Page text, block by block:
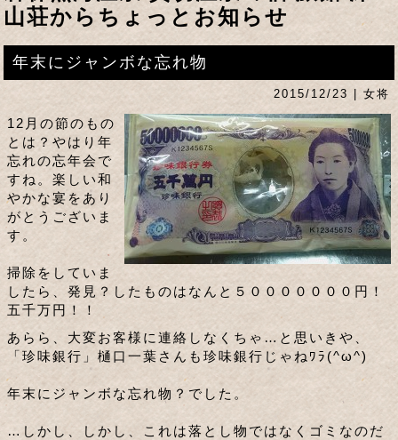
山荘からちょっとお知らせ
年末にジャンボな忘れ物
2015/12/23 | 女将
12月の節のもの
とは？やはり年
忘れの忘年会で
すね。楽しい和
やかな宴をあり
がとうございま
す。
掃除をしていま
したら、発見？したものはなんと５０００００００円！
五千万円！！
あらら、大変お客様に連絡しなくちゃ…と思いきや、
「珍味銀行」樋口一葉さんも珍味銀行じゃねﾜﾗ(^ω^)
年末にジャンボな忘れ物？でした。
…しかし、しかし、これは落とし物ではなくゴミなのだ